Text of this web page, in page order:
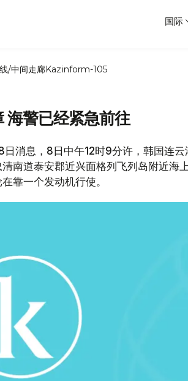
国际
/中间走廊Kazinform-105
海警已经紧急前往
消息，8日中午12时9分许，韩国连云
南道泰安郡近兴面格列飞列岛附近海
靠一个发动机行使。